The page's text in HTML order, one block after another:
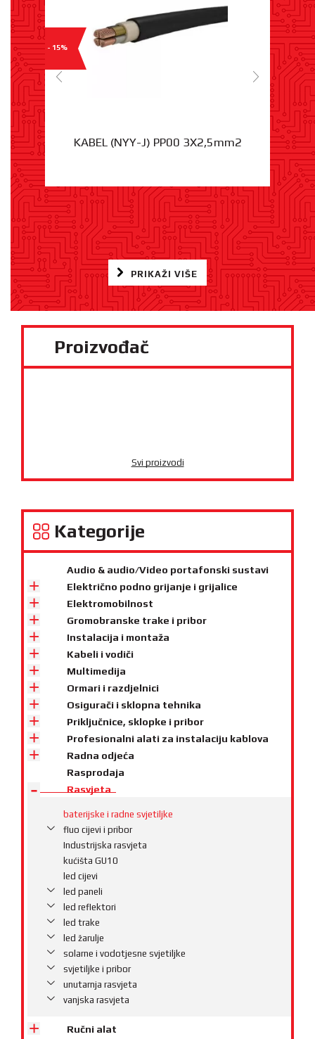
Proizvođač
Svi proizvodi
Kategorije
Audio & audio/Video portafonski sustavi
Električno podno grijanje i grijalice
Elektromobilnost
Gromobranske trake i pribor
Instalacija i montaža
Kabeli i vodiči
Multimedija
Ormari i razdjelnici
Osigurači i sklopna tehnika
Priključnice, sklopke i pribor
Profesionalni alati za instalaciju kablova
Radna odjeća
Rasprodaja
Rasvjeta
baterijske i radne svjetiljke
fluo cijevi i pribor
Industrijska rasvjeta
kućišta GU10
led cijevi
led paneli
led reflektori
led trake
led žarulje
solarne i vodotjesne svjetiljke
svjetiljke i pribor
unutarnja rasvjeta
vanjska rasvjeta
Ručni alat
- 15%
KABEL (NYY-J) PP00 3X2,5mm2
PRIKAŽI VIŠE